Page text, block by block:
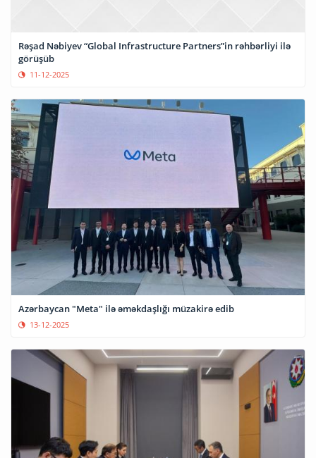
Rəşad Nəbiyev “Global Infrastructure Partners”in rəhbərliyi ilə
görüşüb
11-12-2025
Azərbaycan "Meta" ilə əməkdaşlığı müzakirə edib
13-12-2025